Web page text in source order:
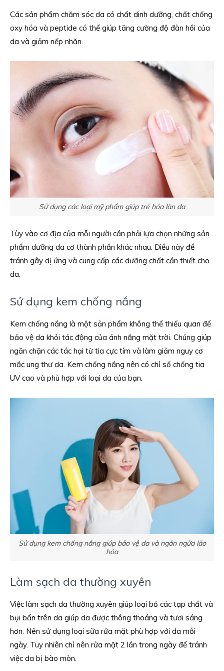
Các sản phẩm chăm sóc da có chất dinh dưỡng, chất chống
oxy hóa và peptide có thể giúp tăng cường độ đàn hồi của
da và giảm nếp nhăn.
Sử dụng các loại mỹ phẩm giúp trẻ hóa làn da
Tùy vào cơ địa của mỗi người cần phải lựa chọn những sản
phẩm dưỡng da cơ thành phần khác nhau. Điều này để
tránh gây dị ứng và cung cấp các dưỡng chất cần thiết cho
da.
Sử dụng kem chống nắng
Kem chống nắng là một sản phẩm không thể thiếu quan để
bảo vệ da khỏi tác động của ánh nắng mặt trời. Chúng giúp
ngăn chặn các tác hại từ tia cực tím và làm giảm nguy cơ
mắc ung thư da. Kem chống nắng nên có chỉ số chống tia
UV cao và phù hợp với loại da của bạn.
Sử dụng kem chống nắng giúp bảo vệ da và ngăn ngừa lão
hóa
Làm sạch da thường xuyên
Việc làm sạch da thường xuyên giúp loại bỏ các tạp chất và
bụi bẩn trên da giúp da được thông thoáng và tươi sáng
hơn. Nên sử dụng loại sữa rửa mặt phù hợp với da mỗi
ngày. Tuy nhiên chỉ nên rửa mặt 2 lần trong ngày để tránh
việc da bị bào mòn.